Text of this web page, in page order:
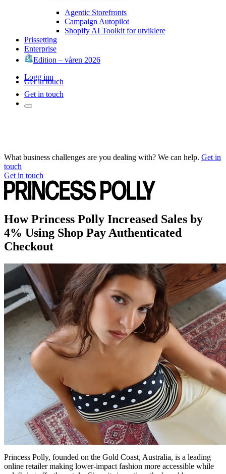
Agentic Storefronts
Campaign Autopilot
Shopify AI Toolkit for utviklere
Prissetting
Enterprise
Edition – våren 2026
Logg inn
Get in touch
Get in touch
What business challenges are you dealing with? We can help. Get in
touch
Get in touch
How Princess Polly Increased Sales by
4% Using Shop Pay Authenticated
Checkout
Princess Polly, founded on the Gold Coast, Australia, is a leading
online retailer making lower-impact fashion more accessible while